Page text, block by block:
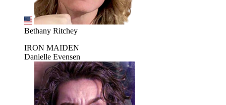
Bethany Ritchey
IRON MAIDEN
Danielle Evensen